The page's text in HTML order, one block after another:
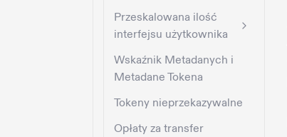
Przeskalowana ilość
interfejsu użytkownika
Wskaźnik Metadanych i
Metadane Tokena
Tokeny nieprzekazywalne
Opłaty za transfer